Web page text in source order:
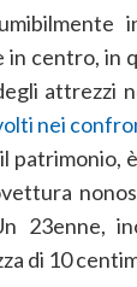
in centro, in
attrezzi
nei
patrimonio,
23enne,
di 10